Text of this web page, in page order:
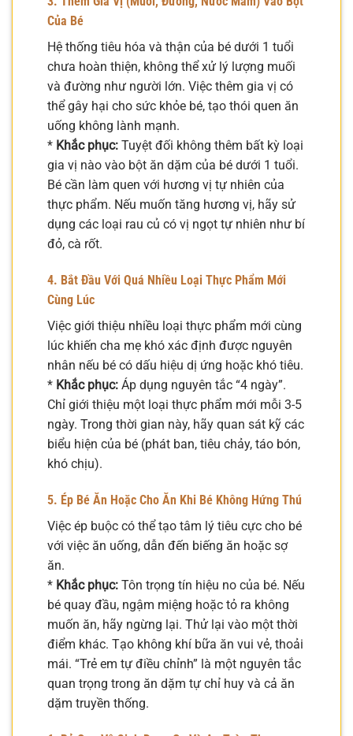
Của Bé
Hệ thống tiêu hóa và thận của bé dưới 1 tuổi
chưa hoàn thiện, không thể xử lý lượng muối
và đường như người lớn. Việc thêm gia vị có
thể gây hại cho sức khỏe bé, tạo thói quen ăn
uống không lành mạnh.
* Khắc phục: Tuyệt đối không thêm bất kỳ loại
gia vị nào vào bột ăn dặm của bé dưới 1 tuổi.
Bé cần làm quen với hương vị tự nhiên của
thực phẩm. Nếu muốn tăng hương vị, hãy sử
dụng các loại rau củ có vị ngọt tự nhiên như bí
đỏ, cà rốt.
4. Bắt Đầu Với Quá Nhiều Loại Thực Phẩm Mới
Cùng Lúc
Việc giới thiệu nhiều loại thực phẩm mới cùng
lúc khiến cha mẹ khó xác định được nguyên
nhân nếu bé có dấu hiệu dị ứng hoặc khó tiêu.
* Khắc phục: Áp dụng nguyên tắc “4 ngày”.
Chỉ giới thiệu một loại thực phẩm mới mỗi 3-5
ngày. Trong thời gian này, hãy quan sát kỹ các
biểu hiện của bé (phát ban, tiêu chảy, táo bón,
khó chịu).
5. Ép Bé Ăn Hoặc Cho Ăn Khi Bé Không Hứng Thú
Việc ép buộc có thể tạo tâm lý tiêu cực cho bé
với việc ăn uống, dẫn đến biếng ăn hoặc sợ
ăn.
* Khắc phục: Tôn trọng tín hiệu no của bé. Nếu
bé quay đầu, ngậm miệng hoặc tỏ ra không
muốn ăn, hãy ngừng lại. Thử lại vào một thời
điểm khác. Tạo không khí bữa ăn vui vẻ, thoải
mái. “Trẻ em tự điều chỉnh” là một nguyên tắc
quan trọng trong ăn dặm tự chỉ huy và cả ăn
dặm truyền thống.